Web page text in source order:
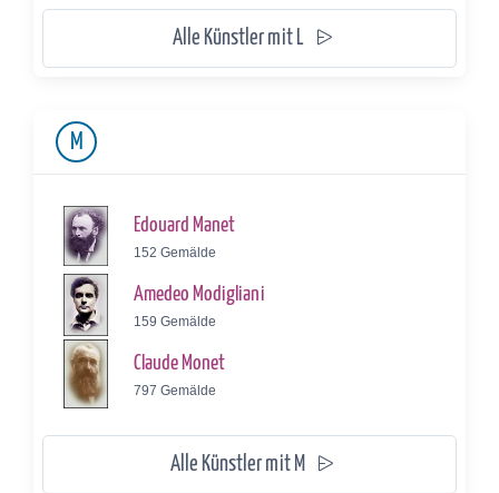
Alle Künstler mit L
M
Edouard Manet
152 Gemälde
Amedeo Modigliani
159 Gemälde
Claude Monet
797 Gemälde
Alle Künstler mit M